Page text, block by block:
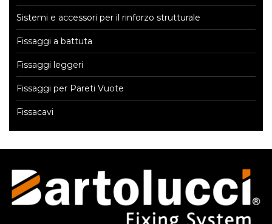
Sistemi e accessori per il rinforzo strutturale
Fissaggi a battuta
Fissaggi leggeri
Fissaggi per Pareti Vuote
Fissacavi